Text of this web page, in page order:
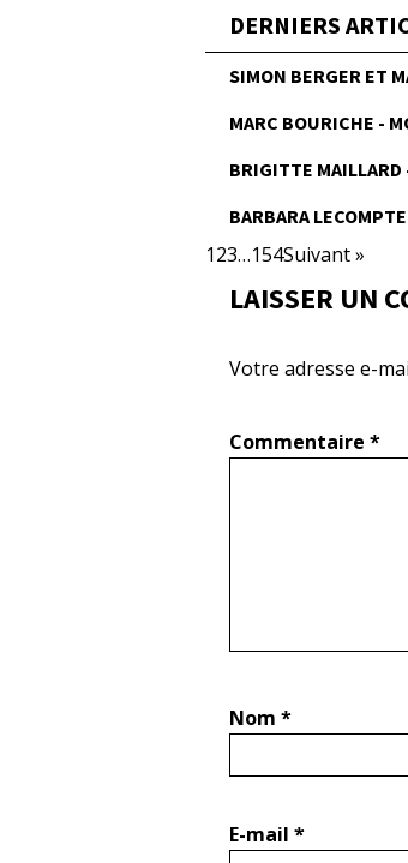
DERNIERS
SIMON BERGER ET
MARC BOURICHE -
BRIGITTE MAILLARD
BARBARA
123…154Suivant »
LAISSER UN
Votre adresse e-
Commentaire *
Nom *
E-mail *